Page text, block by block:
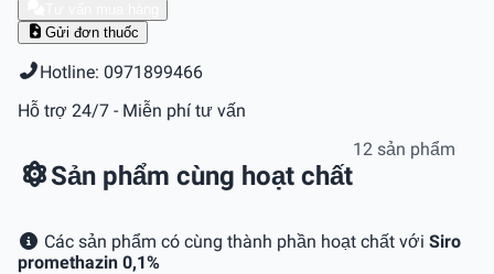
Gửi đơn thuốc
Hotline: 0971899466
Hỗ trợ 24/7 - Miễn phí tư vấn
Sản phẩm cùng hoạt chất
12 sản phẩm
Các sản phẩm có cùng thành phần hoạt chất với Siro
promethazin 0,1%